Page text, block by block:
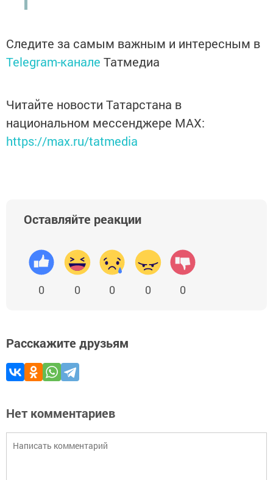
Следите за самым важным и интересным в
Telegram-канале Татмедиа
Читайте новости Татарстана в
национальном мессенджере MАХ:
https://max.ru/tatmedia
Оставляйте реакции
0 0 0 0 0
Расскажите друзьям
Нет комментариев